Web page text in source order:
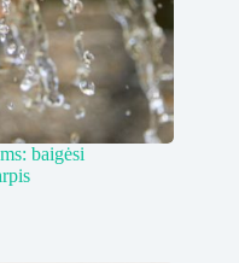
baigėsi